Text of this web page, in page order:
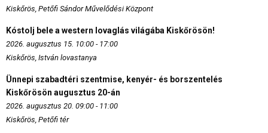
Kiskőrös, Petőfi Sándor Művelődési Központ
Kóstolj bele a western lovaglás világába Kiskőrösön!
2026. augusztus 15. 10:00 - 17:00
Kiskőrös, István lovastanya
Ünnepi szabadtéri szentmise, kenyér- és borszentelés
Kiskőrösön augusztus 20-án
2026. augusztus 20. 09:00 - 11:00
Kiskőrös, Petőfi tér